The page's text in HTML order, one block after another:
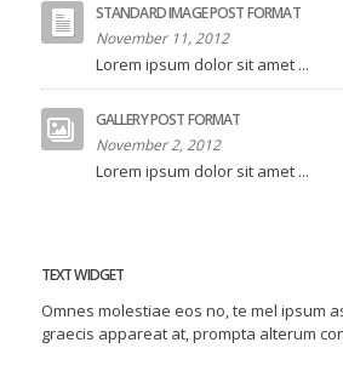
STANDARD IMAGE POST FORMAT
November 11, 2012
Lorem ipsum dolor sit amet ...
GALLERY POST FORMAT
November 2, 2012
Lorem ipsum dolor sit amet ...
TEXT WIDGET
Omnes molestiae eos no, te mel ipsum
graecis appareat at, prompta alterum